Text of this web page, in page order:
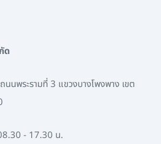
ด
นพระรามที่ 3 แขวงบางโพงพาง เขต
- 17.30 น.